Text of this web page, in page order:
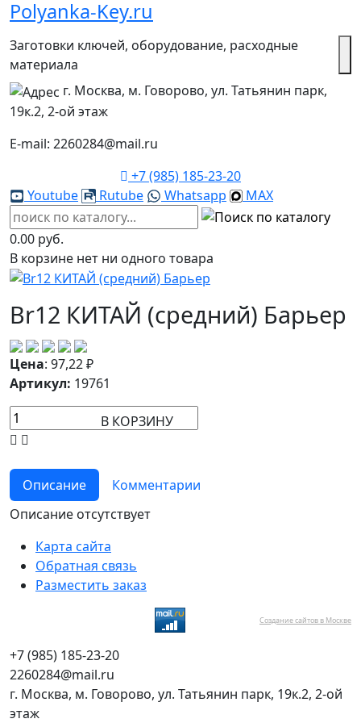
Polyanka-Key.ru
Заготовки ключей, оборудование, расходные
материала
г. Москва, м. Говорово, ул. Татьянин парк,
19к.2, 2-ой этаж
E-mail: 2260284@mail.ru
+7 (985) 185-23-20
Youtube
Rutube Whatsapp MAX
0.00 руб.
В корзине нет ни одного товара
Br12 КИТАЙ (средний) Барьер
Цена: 97,22₽
Артикул: 19761
В КОРЗИНУ
Описание
Комментарии
Описание отсутствует
Карта сайта
Обратная связь
Разместить заказ
Создание сайтов в Москве
+7 (985) 185-23-20
2260284@mail.ru
г. Москва, м. Говорово, ул. Татьянин парк, 19к.2, 2-ой
этаж